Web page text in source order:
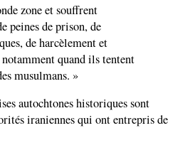
zone et souffrent
peines de prison, de
de harcèlement et
quand ils tentent
musulmans. »
autochtones historiques sont
iraniennes qui ont entrepris de